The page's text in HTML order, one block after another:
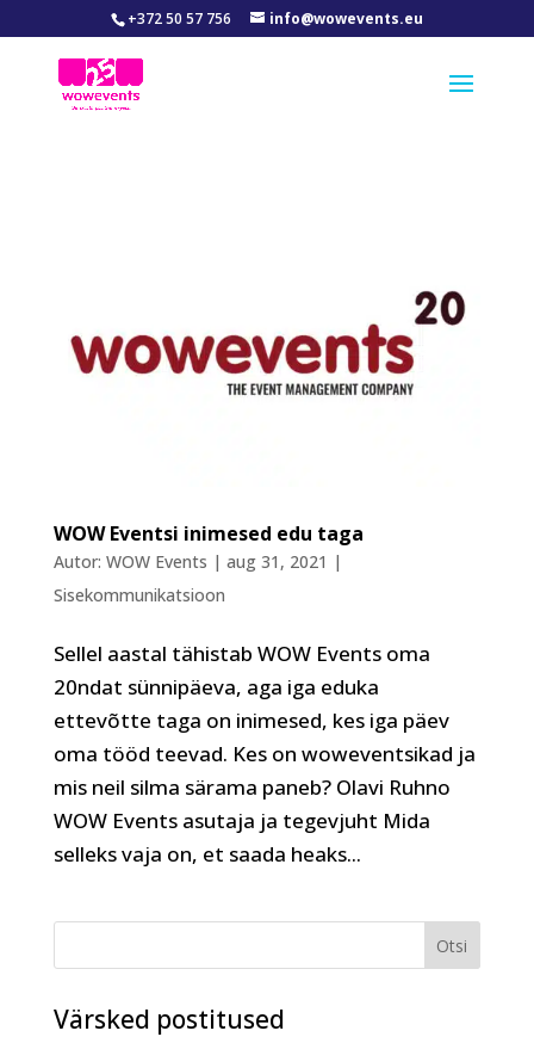
+372 50 57 756 info@wowevents.eu
WOW Eventsi inimesed edu taga
Autor: WOW Events | aug 31, 2021 |
Sisekommunikatsioon
Sellel aastal tähistab WOW Events oma
20ndat sünnipäeva, aga iga eduka
ettevõtte taga on inimesed, kes iga päev
oma tööd teevad. Kes on woweventsikad ja
mis neil silma särama paneb? Olavi Ruhno
WOW Events asutaja ja tegevjuht Mida
selleks vaja on, et saada heaks...
Värsked postitused